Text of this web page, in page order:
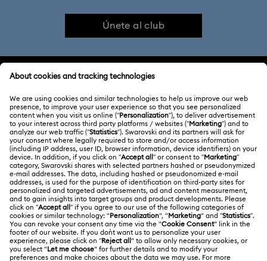
Únete al club
ATENCIÓN AL CLIENTE
Información general del servicio al cliente
Saldo de la tarjeta regalo
Estado de la reparación
Contacto
Guía de tamaños
Buscador de tiendas
ACERCA DE NOSOTROS
Acerca de Swarovski
Trabaja con nosotros
Alumni Community
Para profesionales
CONDICIONES LEGALES
Condiciones De Uso
Terminos & Condiciones
Otros países/regiones
English
Deutsch Español Français